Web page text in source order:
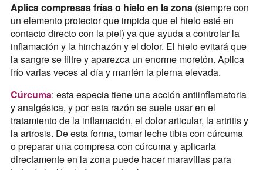
Aplica compresas frías o hielo en la zona(siempre con
un elemento protector que impida que el hielo esté en
contacto directo con la piel) ya que ayuda a controlar la
inflamación y la hinchazón y el dolor. El hielo evitará que
la sangre se filtre y aparezca un enorme moretón. Aplica
frío varias veces al día y mantén la pierna elevada.
Cúrcuma: esta especia tiene una acción antiinflamatoria
y analgésica, y por esta razón se suele usar en el
tratamiento de la inflamación, el dolor articular, la artritis y
la artrosis. De esta forma, tomar leche tibia con cúrcuma
o preparar una compresa con cúrcuma y aplicarla
directamente en la zona puede hacer maravillas para